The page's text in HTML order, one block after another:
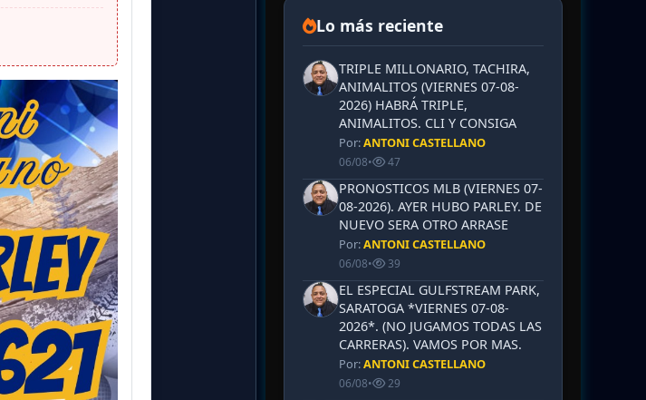
Lo más reciente
TRIPLE MILLONARIO, TACHIRA,
ANIMALITOS (VIERNES 07-08-
2026) HABRÁ TRIPLE,
ANIMALITOS. CLI Y CONSIGA
Por:ANTONI CASTELLANO
06/08• 47
PRONOSTICOS MLB (VIERNES 07-
08-2026). AYER HUBO PARLEY. DE
NUEVO SERA OTRO ARRASE
Por:ANTONI CASTELLANO
06/08• 39
EL ESPECIAL GULFSTREAM PARK,
SARATOGA *VIERNES 07-08-
2026*. (NO JUGAMOS TODAS LAS
CARRERAS). VAMOS POR MAS.
Por:ANTONI CASTELLANO
06/08• 29